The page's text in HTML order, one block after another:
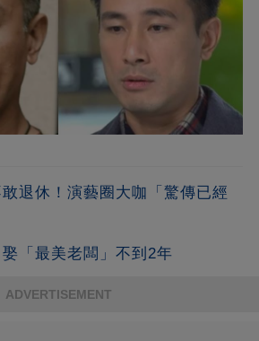
退休！演藝圈大咖「驚傳已經
「最美老闆」不到2年
ADVERTISEMENT